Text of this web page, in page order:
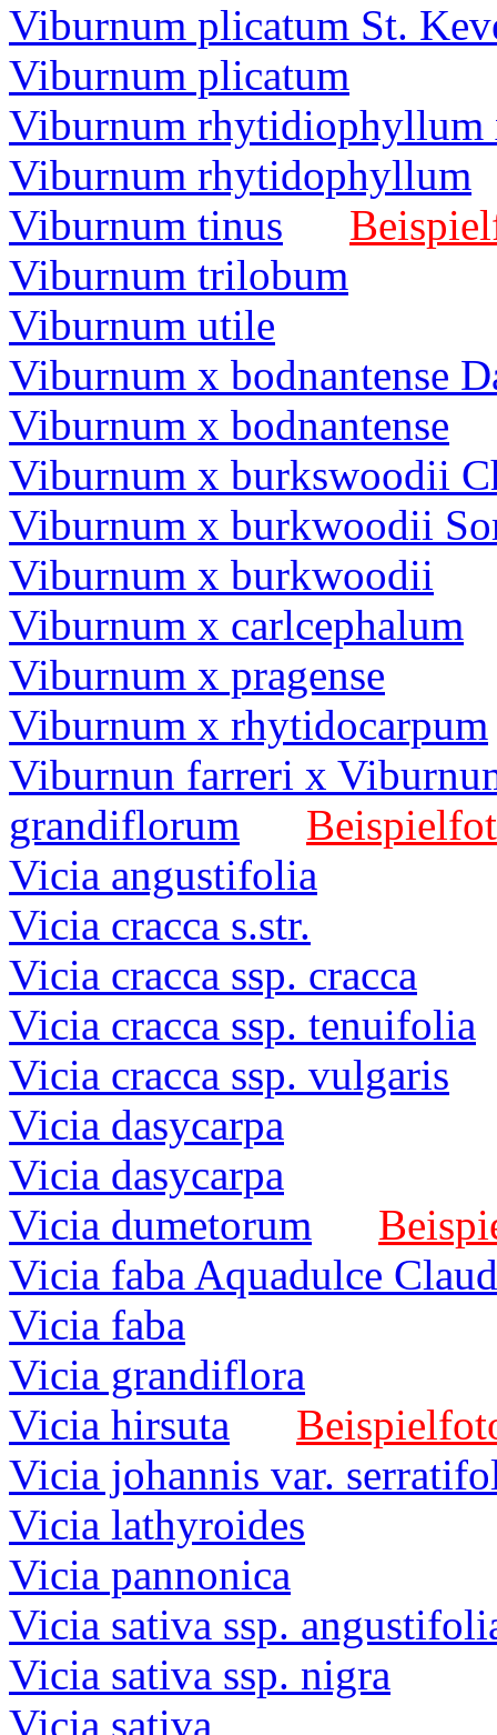
Viburnum plicatum St.
Viburnum plicatum
Viburnum rhytidiophyllum
Viburnum rhytidophyllum
Viburnum tinus
Viburnum trilobum
Viburnum utile
Viburnum x bodnantense
Viburnum x bodnantense
Viburnum x burkswoodii
Viburnum x burkwoodii
Viburnum x burkwoodii
Viburnum x carlcephalum
Viburnum x pragense
Viburnum x rhytidocarpum
Viburnun farreri x
grandiflorum
Vicia angustifolia
Vicia cracca s.str.
Vicia cracca ssp. cracca
Vicia cracca ssp. tenuifolia
Vicia cracca ssp. vulgaris
Vicia dasycarpa
Vicia dasycarpa
Vicia dumetorum
Vicia faba Aquadulce
Vicia faba
Vicia grandiflora
Vicia hirsuta
Vicia johannis var.
Vicia lathyroides
Vicia pannonica
Vicia sativa ssp.
Vicia sativa ssp. nigra
Vicia sativa